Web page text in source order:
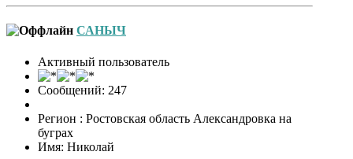
САНЫЧ
Активный пользователь
Сообщений: 247
Регион : Ростовская область Александровка на
буграх
Имя: Николай